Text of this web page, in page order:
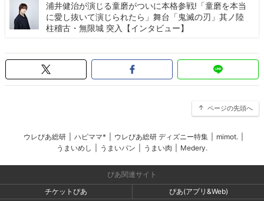
浦井健治が演じる童磨がついに本格参戦!「童磨を本当
に愛し抜いて演じられたら」舞台「鬼滅の刃」其ノ陸
柱稽古・無限城 突入【インタビュー】
ページの先頭へ
ウレぴあ総研 ハピママ* ウレぴあ総研 ディズニー特集 mimot.
うまいめし
うまいパン うまい肉 Medery.
ぴあ関連サイト
チケットぴあ
ぴあ(アプリ&Web)